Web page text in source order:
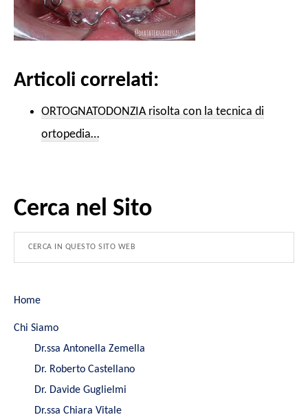
Articoli correlati:
ORTOGNATODONZIA risolta con la tecnica di
ortopedia…
Cerca nel Sito
Home
Chi Siamo
Dr.ssa Antonella Zemella
Dr. Roberto Castellano
Dr. Davide Guglielmi
Dr.ssa Chiara Vitale